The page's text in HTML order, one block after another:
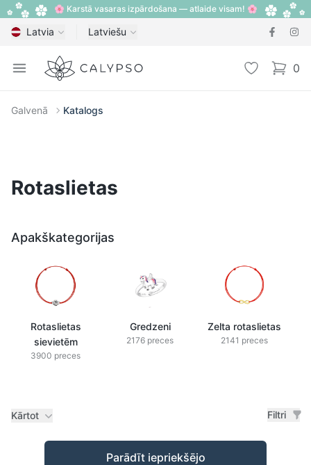
🌸 Karstā vasaras izpārdošana — atlaide visam! 🌸
Latvia Latviešu
Open menu
Calypso Vēlmju 0
items
Galvenā Katalogs
Rotaslietas
Apakškategorijas
Rotaslietas
sievietēm
3900 preces
Gredzeni
2176 preces
Zelta rotaslietas
2141 preces
Kārtot Filtri
Preces
Parādīt iepriekšējo